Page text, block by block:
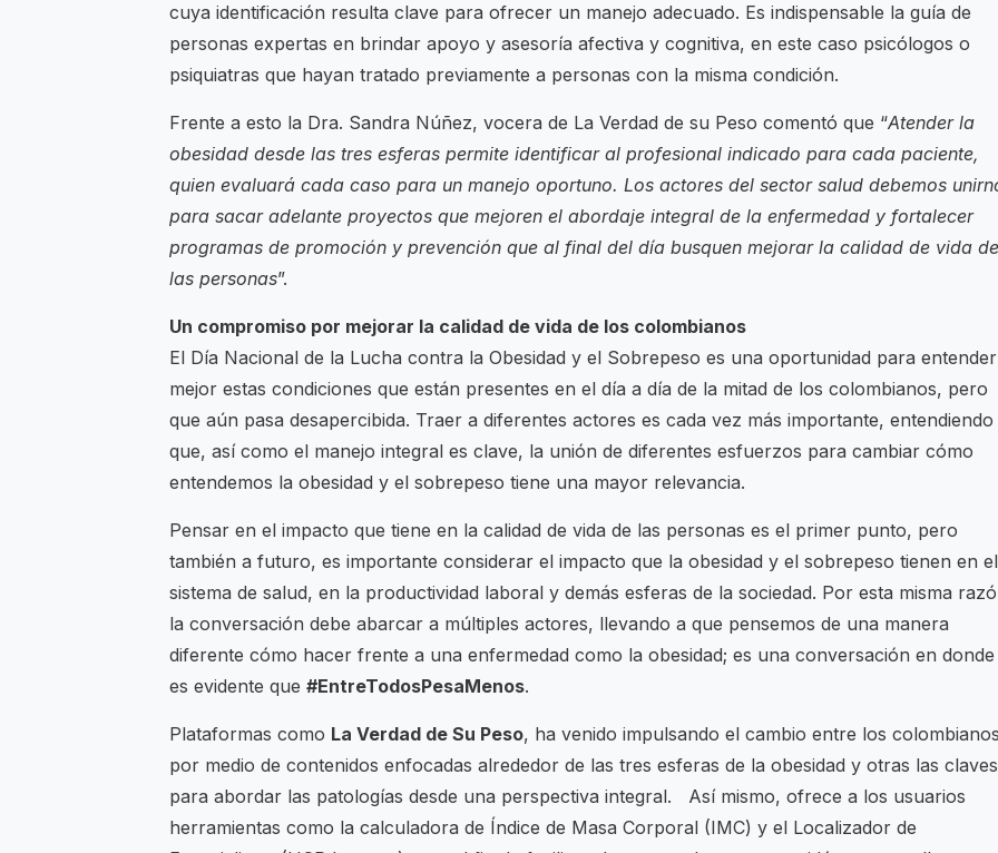
cuya identificación resulta clave para ofrecer un manejo adecuado. Es indispensable la guía de
personas expertas en brindar apoyo y asesoría afectiva y cognitiva, en este caso psicólogos o
psiquiatras que hayan tratado previamente a personas con la misma condición.
Frente a esto la Dra. Sandra Núñez, vocera de La Verdad de su Peso comentó que “Atender la
obesidad desde las tres esferas permite identificar al profesional indicado para cada paciente,
quien evaluará cada caso para un manejo oportuno. Los actores del sector salud debemos
para sacar adelante proyectos que mejoren el abordaje integral de la enfermedad y fortalecer
programas de promoción y prevención que al final del día busquen mejorar la calidad de vida de
las personas”.
Un compromiso por mejorar la calidad de vida de los colombianos
El Día Nacional de la Lucha contra la Obesidad y el Sobrepeso es una oportunidad para entender
mejor estas condiciones que están presentes en el día a día de la mitad de los colombianos, pero
que aún pasa desapercibida. Traer a diferentes actores es cada vez más importante, entendiendo
que, así como el manejo integral es clave, la unión de diferentes esfuerzos para cambiar cómo
entendemos la obesidad y el sobrepeso tiene una mayor relevancia.
Pensar en el impacto que tiene en la calidad de vida de las personas es el primer punto, pero
también a futuro, es importante considerar el impacto que la obesidad y el sobrepeso tienen en el
sistema de salud, en la productividad laboral y demás esferas de la sociedad. Por esta misma
la conversación debe abarcar a múltiples actores, llevando a que pensemos de una manera
diferente cómo hacer frente a una enfermedad como la obesidad; es una conversación en donde
es evidente que #EntreTodosPesaMenos.
Plataformas como La Verdad de Su Peso, ha venido impulsando el cambio entre los
por medio de contenidos enfocadas alrededor de las tres esferas de la obesidad y otras las claves
para abordar las patologías desde una perspectiva integral. Así mismo, ofrece a los usuarios
herramientas como la calculadora de Índice de Masa Corporal (IMC) y el Localizador de